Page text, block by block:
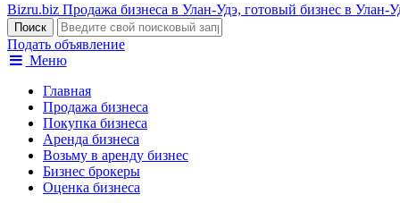
Bizru.biz Продажа бизнеса в Улан-Удэ, готовый бизнес в Улан-
Подать объявление
Меню
Главная
Продажа бизнеса
Покупка бизнеса
Аренда бизнеса
Возьму в аренду бизнес
Бизнес брокеры
Оценка бизнеса